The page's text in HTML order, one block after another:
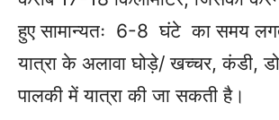
हुए सामान्यतः 6-8 घंटे का समय
यात्रा के अलावा घोड़े/ खच्चर, कंडी,
पालकी में यात्रा की जा सकती है।